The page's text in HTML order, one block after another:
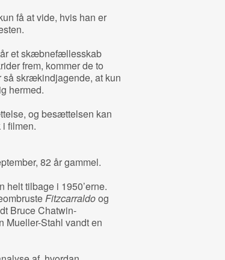
få at vide, hvis han er
et skæbnefællesskab
frem, kommer de to
skrækindjagende, at kun
hermed.
og besættelsen kan
filmen.
82 år gammel.
helt tilbage i 1950’erne.
Fitzcarraldoog
Bruce Chatwin-
Mueller-Stahl vandt en